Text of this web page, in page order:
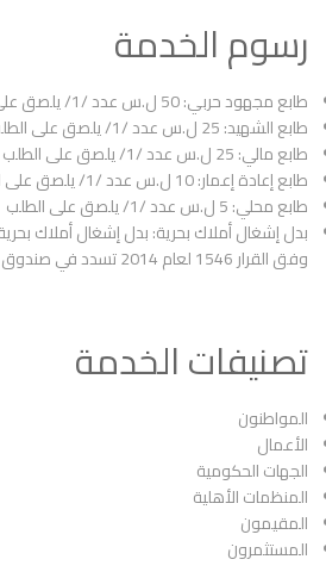
رسوم الخدمة
طابع مجهود حربي: 50 ل.س عدد /1/ يلصق على الطلب
طابع الشهيد: 25 ل.س عدد /1/ يلصق على الطلب
طابع مالي: 25 ل.س عدد /1/ يلصق على الطلب
طابع إعادة إعمار: 10 ل.س عدد /1/ يلصق على الطلب
طابع محلي: 5 ل.س عدد /1/ يلصق على الطلب
بدل إشغال أملاك بحرية: بدل إشغال أملاك
وفق القرار 1546 لعام 2014 تسدد في صندوق المديرية أو المالية المختصة
تصنيفات الخدمة
المواطنون
الأعمال
الجهات الحكومية
المنظمات الأهلية
المقيمون
المستثمرون